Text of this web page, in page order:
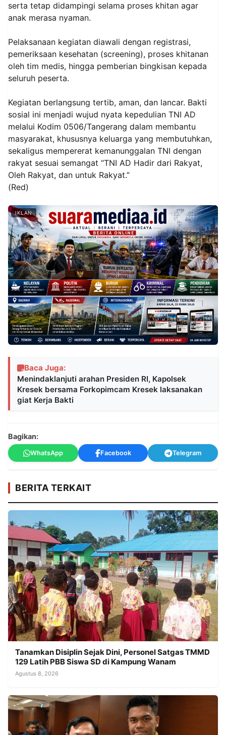
serta tetap didampingi selama proses khitan agar
anak merasa nyaman.
Pelaksanaan kegiatan diawali dengan registrasi,
pemeriksaan kesehatan (screening), proses khitanan
oleh tim medis, hingga pemberian bingkisan kepada
seluruh peserta.
Kegiatan berlangsung tertib, aman, dan lancar. Bakti
sosial ini menjadi wujud nyata kepedulian TNI AD
melalui Kodim 0506/Tangerang dalam membantu
masyarakat, khususnya keluarga yang membutuhkan,
sekaligus mempererat kemanunggalan TNI dengan
rakyat sesuai semangat “TNI AD Hadir dari Rakyat,
Oleh Rakyat, dan untuk Rakyat.”
(Red)
IKLAN
Baca Juga:
Menindaklanjuti arahan Presiden RI, Kapolsek
Kresek bersama Forkopimcam Kresek laksanakan
giat Kerja Bakti
Bagikan:
WhatsApp Facebook Telegram
BERITA TERKAIT
Tanamkan Disiplin Sejak Dini, Personel Satgas TMMD
129 Latih PBB Siswa SD di Kampung Wanam
Agustus 8, 2026